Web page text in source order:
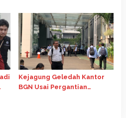
Kejagung Geledah Kantor
BGN Usai Pergantian